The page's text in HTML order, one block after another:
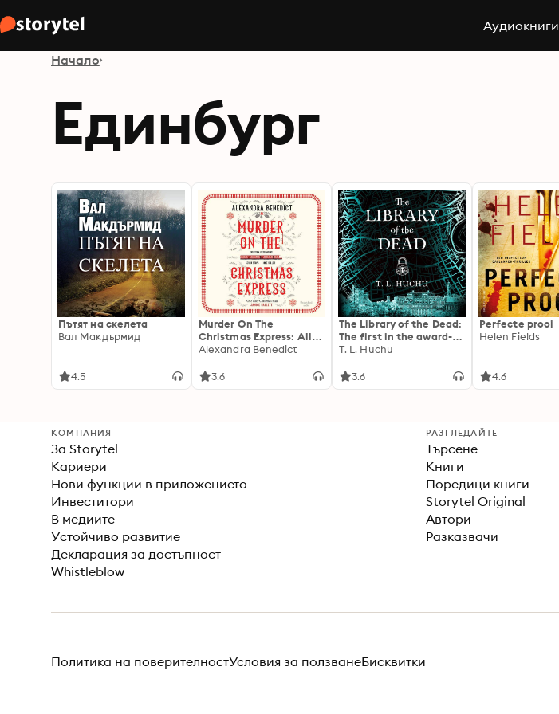
Аудиокниги
Начало
Единбург
Пътят на скелета
Вал Макдърмид
4.5
Murder On The
Christmas Express: All
aboard for the puzzling
the year
Alexandra Benedict
3.6
The Library of the Dead:
The first in the award-
winning urban fantasy
T. L. Huchu
3.6
Perfecte prooi
Helen Fields
4.6
КОМПАНИЯ
За Storytel
Кариери
Нови функции в приложението
Инвеститори
В медиите
Устойчиво развитие
Декларация за достъпност
Whistleblow
РАЗГЛЕДАЙТЕ
Търсене
Книги
Поредици книги
Storytel Original
Автори
Разказвачи
Политика на поверителностУсловия за ползванеБисквитки